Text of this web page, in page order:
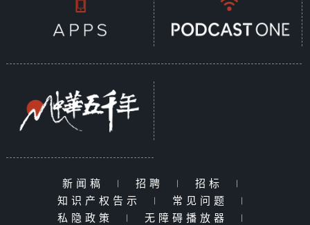
新闻稿 | 招聘 | 招标
|
知识产权告示
| 常见问题
|
私隐政策
| 无障碍播放器
|